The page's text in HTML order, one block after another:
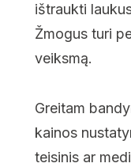
ištraukti
Žmogus turi
veiksmą.
Greitam
kainos
teisinis ar